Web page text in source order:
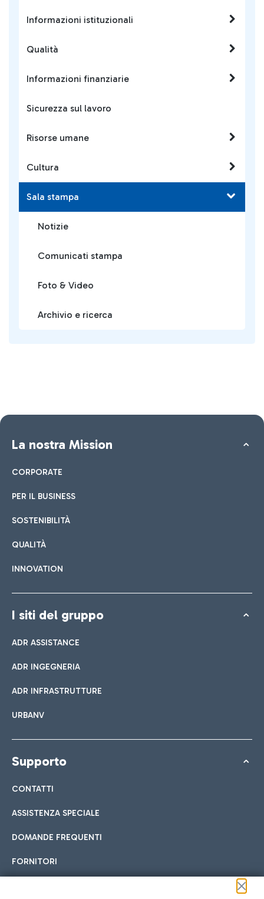
Informazioni istituzionali
Qualità
Informazioni finanziarie
Sicurezza sul lavoro
Risorse umane
Cultura
Sala stampa
Notizie
Comunicati stampa
Foto & Video
Archivio e ricerca
La nostra Mission
CORPORATE
PER IL BUSINESS
SOSTENIBILITÀ
QUALITÀ
INNOVATION
I siti del gruppo
ADR ASSISTANCE
ADR INGEGNERIA
ADR INFRASTRUTTURE
URBANV
Supporto
CONTATTI
ASSISTENZA SPECIALE
DOMANDE FREQUENTI
FORNITORI